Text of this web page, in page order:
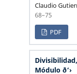
Claudio
68–75
PDF
Módulo ð‘›